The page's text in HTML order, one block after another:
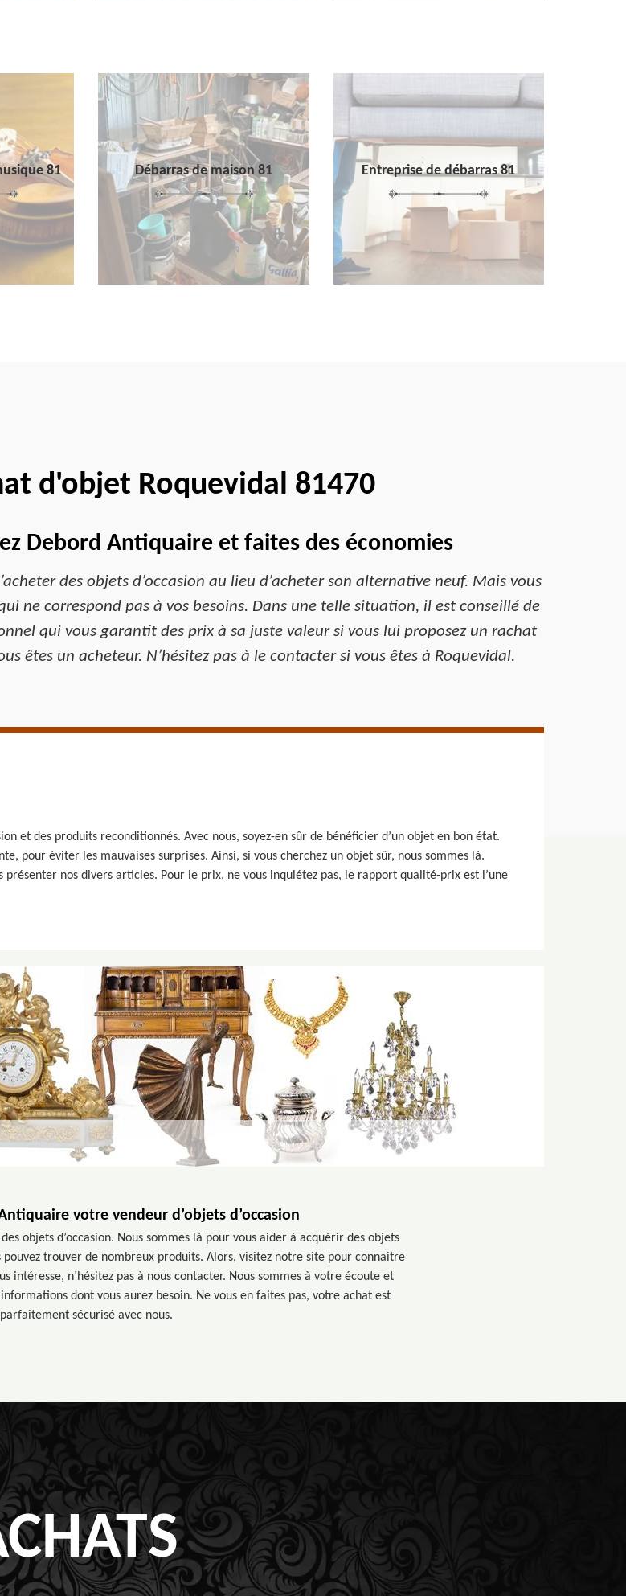
81 Débarras de maison 81 Entreprise de débarras 81
d'objet Roquevidal 81470
Debord Antiquaire et faites des économies
des objets d’occasion au lieu d’acheter son alternative neuf. Mais vous
ne correspond pas à vos besoins. Dans une telle situation, il est conseillé de
qui vous garantit des prix à sa juste valeur si vous lui proposez un rachat
êtes un acheteur. N’hésitez pas à le contacter si vous êtes à Roquevidal.
et des produits reconditionnés. Avec nous, soyez-en sûr de bénéficier d’un objet en bon état.
pour éviter les mauvaises surprises. Ainsi, si vous cherchez un objet sûr, nous sommes là.
présenter nos divers articles. Pour le prix, ne vous inquiétez pas, le rapport qualité-prix est l’une
votre vendeur d’objets d’occasion
objets d’occasion. Nous sommes là pour vous aider à acquérir des objets
pouvez trouver de nombreux produits. Alors, visitez notre site pour connaitre
intéresse, n’hésitez pas à nous contacter. Nous sommes à votre écoute et
dont vous aurez besoin. Ne vous en faites pas, votre achat est
parfaitement sécurisé avec nous.